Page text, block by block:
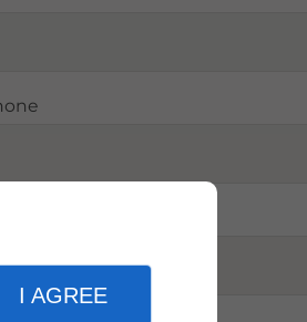
I AGREE